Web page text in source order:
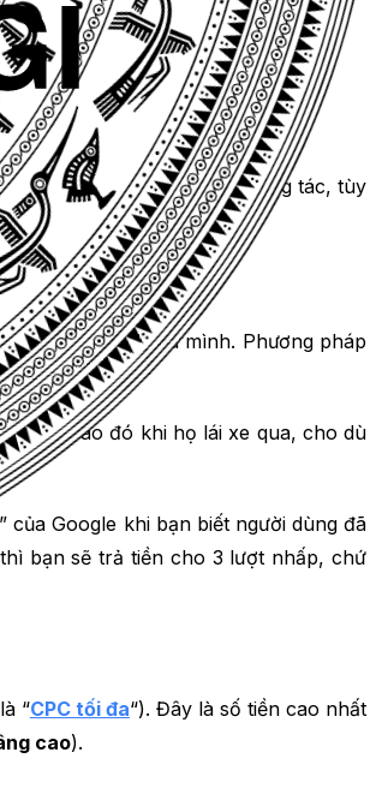
trở nên đều đặn hơn mỗi ngày.
số lượt xem hoặc số lần tương tác, tùy
thầu này nhé!
quảng cáo của mình. Phương pháp
thêm.
cáo đó khi họ lái xe qua, cho dù
của Google khi bạn biết người dùng đã
bạn sẽ trả tiền cho 3 lượt nhấp, chứ
“CPC tối đa“). Đây là số tiền cao nhất
cao).